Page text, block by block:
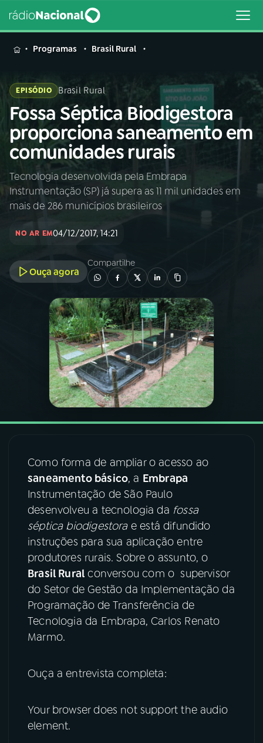
MENU
Buscar
na
Rádio
Nacional
Buscar
AO VIVO
PROGRAMAS
PODCASTS
VIDEOCASTS
08 FESTIVAL DE MÚSICA
ACOMPANHE A RÁDIO NACIONAL
YouTube Facebook
Instagram X
TikTok
Programas Brasil Rural
EPISÓDIO Brasil Rural
Fossa Séptica Biodigestora
proporciona saneamento em
comunidades rurais
Tecnologia desenvolvida pela Embrapa
Instrumentação (SP) já supera as 11 mil unidades em
mais de 286 municípios brasileiros
NO AR EM04/12/2017, 14:21
Ouça agora
Compartilhe
Como forma de ampliar o acesso ao
saneamento básico, a Embrapa
Instrumentação de São Paulo
desenvolveu a tecnologia da fossa
séptica biodigestorae está difundido
instruções para sua aplicação entre
produtores rurais. Sobre o assunto, o
Brasil Rural conversou com o supervisor
do Setor de Gestão da Implementação da
Programação de Transferência de
Tecnologia da Embrapa, Carlos Renato
Marmo.
Ouça a entrevista completa:
Your browser does not support the audio
element.